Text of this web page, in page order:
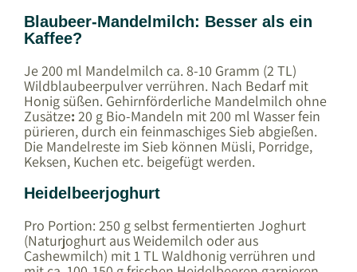
Blaubeer-Mandelmilch: Besser als ein
Kaffee?
Je 200 ml Mandelmilch ca. 8-10 Gramm (2 TL)
Wildblaubeerpulver verrühren. Nach Bedarf mit
Honig süßen. Gehirnförderliche Mandelmilch ohne
Zusätze: 20 g Bio-Mandeln mit 200 ml Wasser fein
pürieren, durch ein feinmaschiges Sieb abgießen.
Die Mandelreste im Sieb können Müsli, Porridge,
Keksen, Kuchen etc. beigefügt werden.
Heidelbeerjoghurt
Pro Portion: 250 g selbst fermentierten Joghurt
(Naturjoghurt aus Weidemilch oder aus
Cashewmilch) mit 1 TL Waldhonig verrühren und